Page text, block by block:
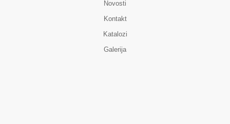
Novosti
Kontakt
Katalozi
Galerija